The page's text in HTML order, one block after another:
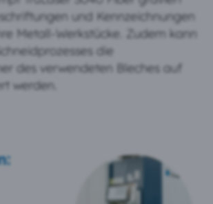
und Kennzeichnungen
Metall-Werkstücke. Zudem kann
die
des verwendeten Bleches auf
werden.